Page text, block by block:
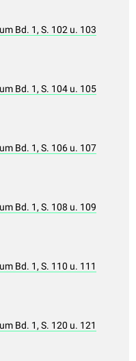
Bd. 1, S. 102 u. 103
Bd. 1, S. 104 u. 105
Bd. 1, S. 106 u. 107
Bd. 1, S. 108 u. 109
Bd. 1, S. 110 u. 111
Bd. 1, S. 120 u. 121